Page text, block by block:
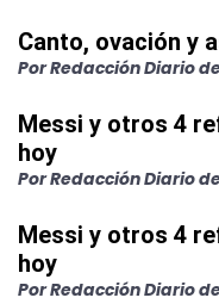
Canto, ovación y
Por Redacción Diario
Messi y otros 4
hoy
Por Redacción Diario
Messi y otros 4
hoy
Por Redacción Diario